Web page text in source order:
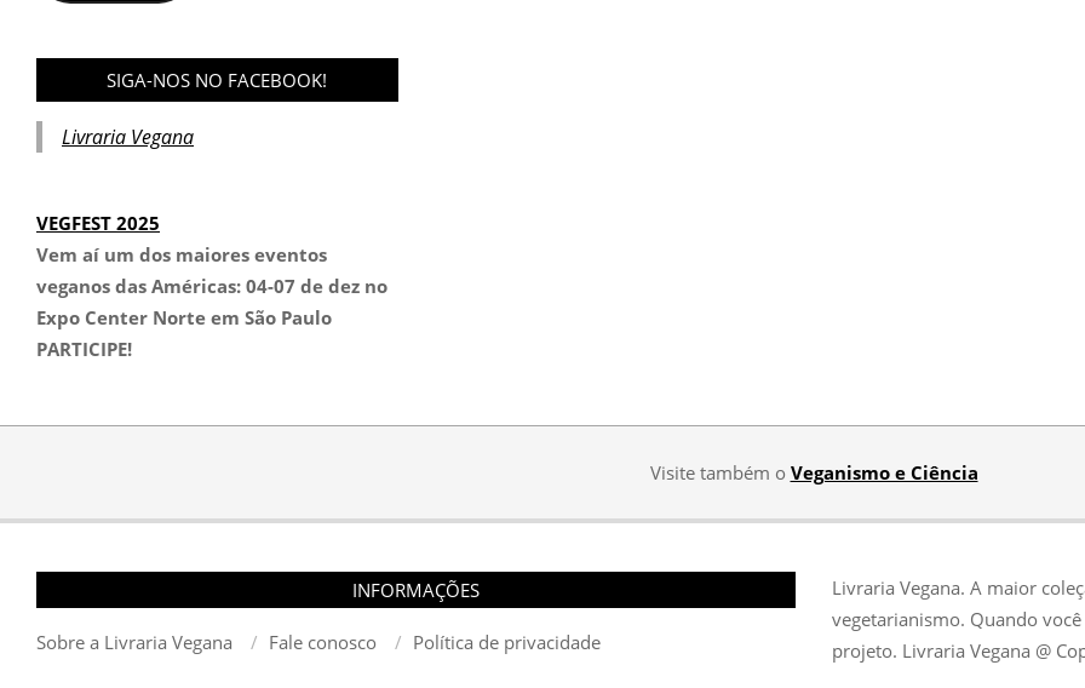
SIGA-NOS NO FACEBOOK!
Livraria Vegana
VEGFEST 2025
Vem aí um dos maiores eventos
veganos das Américas: 04-07 de dez no
Expo Center Norte em São Paulo
PARTICIPE!
Visite também o Veganismo e Ciência
INFORMAÇÕES
Sobre a Livraria Vegana Fale conosco Política de privacidade
Livraria Vegana. A maior
vegetarianismo. Quando
projeto. Livraria Vegana @